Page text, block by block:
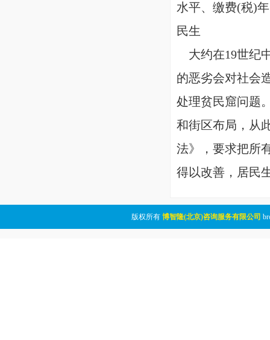
水平、缴费(税)
民生
大约在19世纪
的恶劣会对社会
处理贫民窟问题
和街区布局，从
法》，要求把所
得以改善，居民
版权所有 博智隆(北京)咨询服务有限公司